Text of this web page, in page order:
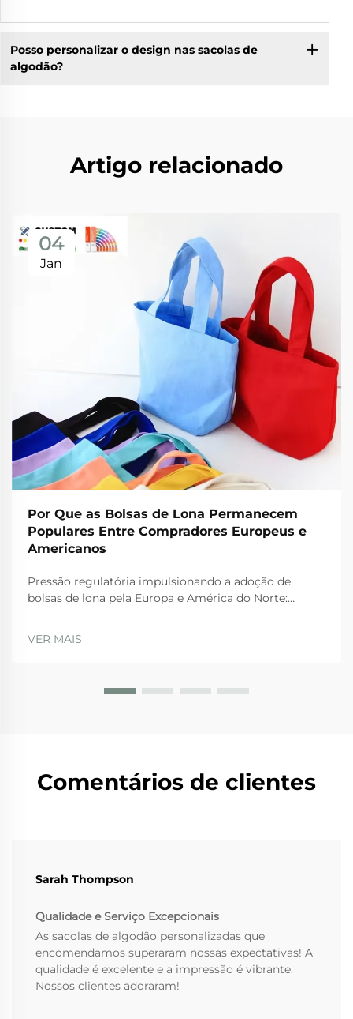
Posso personalizar o design nas sacolas de
algodão?
Artigo relacionado
04
Jan
Por Que as Bolsas de Lona Permanecem
Populares Entre Compradores Europeus e
Americanos
Pressão regulatória impulsionando a adoção de
bolsas de lona pela Europa e América do Norte:
regulamentações da UE estão realmente levando as
VER MAIS
Comentários de clientes
Sarah Thompson
Qualidade e Serviço Excepcionais
As sacolas de algodão personalizadas que
encomendamos superaram nossas expectativas! A
qualidade é excelente e a impressão é vibrante.
Nossos clientes adoraram!